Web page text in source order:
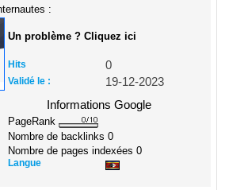
:
Un problème ? Cliquez ici
Hits 0
Validé le :
19-12-2023
Informations Google
PageRank
Nombre de backlinks 0
Nombre de pages indexées 0
Langue